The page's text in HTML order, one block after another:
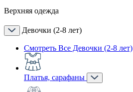
Верхняя одежда
Девочки (2-8 лет)
Смотреть Все Девочки (2-8 лет)
Платья, сарафаны